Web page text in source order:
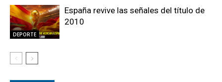
DEPORTE
España revive las señales del título de
2010